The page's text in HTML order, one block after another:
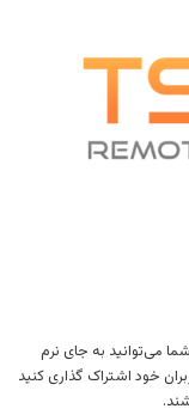
می‌توانید به جای نرم
خود اشتراک گذاری کنید